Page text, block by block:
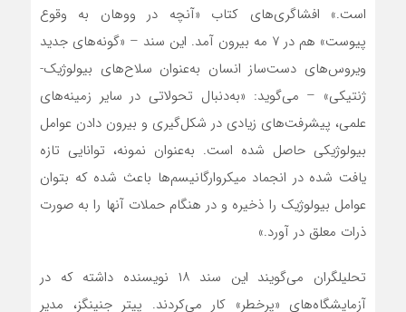
است.» افشاگری‌های کتاب «آنچه در ووهان به وقوع
پیوست» هم در ۷ مه ‌بیرون آمد. این سند – «گونه‌های جدید
ویروس‌های دست‌ساز انسان به‌عنوان سلاح‌های بیولوژیک-
ژنتیکی» – می‌گوید: «به‌دنبال تحولاتی در سایر زمینه‌های
علمی، پیشرفت‌های زیادی در شکل‌گیری و بیرون دادن عوامل
بیولوژیکی حاصل شده است. به‌عنوان نمونه، توانایی تا‌زه
یافت شده در انجماد میکروارگانیسم‌ها باعث شده که بتوان
عوامل بیولوژیک را ذخیره و در هنگام حملات آنها را به صورت
ذرات معلق در آورد.»
تحلیلگران می‌گویند این سند ۱۸ نویسنده داشته که در
آزمایشگاه‌های «پرخطر» کار می‌کردند. پیتر جنینگز، مدیر